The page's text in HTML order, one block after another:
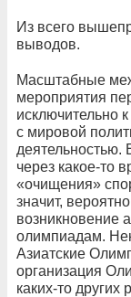
Из всего
выводов.
Масштабные
мероприятия
исключительно
с мировой
деятельностью.
через какое-то
«очищения»
значит,
возникновение
олимпиадам.
Азиатские
организация
каких-то других